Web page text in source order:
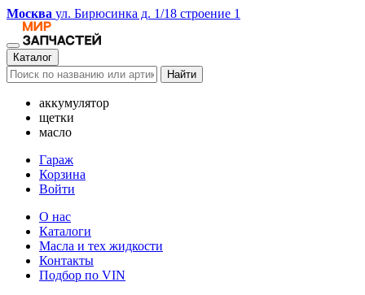
Москва ул. Бирюсинка д. 1/18 строение 1
Каталог
Найти
аккумулятор
щетки
масло
Гараж
Корзина
Войти
О нас
Каталоги
Масла и тех жидкости
Контакты
Подбор по VIN